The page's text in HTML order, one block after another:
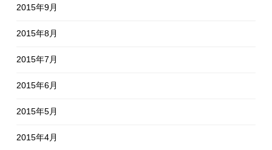
2015年9月
2015年8月
2015年7月
2015年6月
2015年5月
2015年4月